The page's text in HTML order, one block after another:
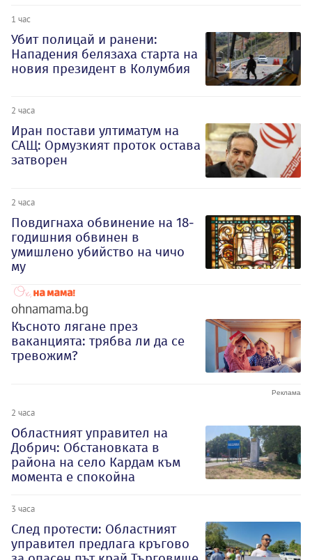
1 час
Убит полицай и ранени:
Нападения белязаха старта на
новия президент в Колумбия
2 часа
Иран постави ултиматум на
САЩ: Ормузкият проток остава
затворен
2 часа
Повдигнаха обвинение на 18-
годишния обвинен в
умишлено убийство на чичо
му
ohnamama.bg
Късното лягане през
ваканцията: трябва ли да се
тревожим?
2 часа
Oбластният управител на
Добрич: Обстановката в
района на село Кардам към
момента е спокойна
3 часа
След протести: Областният
управител предлага кръгово